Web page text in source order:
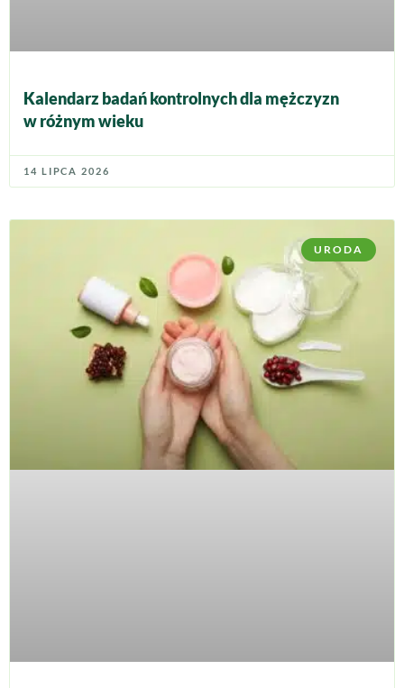
Kalendarz badań kontrolnych dla mężczyzn
w różnym wieku
14 LIPCA 2026
URODA